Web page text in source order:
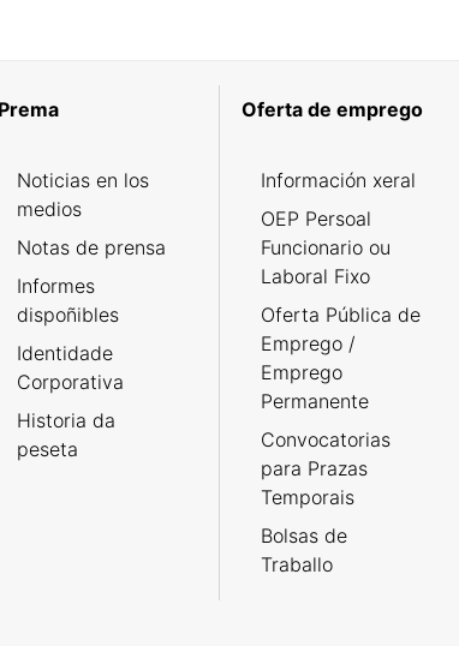
Prema
Noticias en los
medios
Notas de prensa
Informes
dispoñibles
Identidade
Corporativa
Historia da
peseta
Oferta de emprego
Información xeral
OEP Persoal
Funcionario ou
Laboral Fixo
Oferta Pública de
Emprego /
Emprego
Permanente
Convocatorias
para Prazas
Temporais
Bolsas de
Traballo